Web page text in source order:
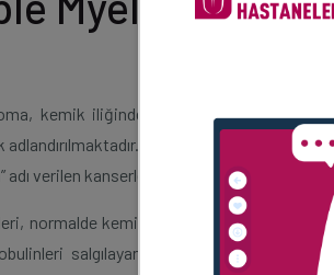
kemik iliğinde buluna plazma
adlandırılmaktadır. Kemik iliği dışında
verilen kanserler oluşmaktadır.
normalde kemik iliğinde bulunan ve
salgılayan hücrelerdir. Multiple